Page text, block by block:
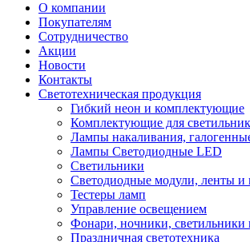
О компании
Покупателям
Сотрудничество
Акции
Новости
Контакты
Светотехническая продукция
Гибкий неон и комплектующие
Комплектующие для
Лампы накаливания,
Лампы Светодиодные LED
Светильники
Светодиодные модули, ленты
Тестеры ламп
Управление освещением
Фонари, ночники, светильники
Праздничная светотехника